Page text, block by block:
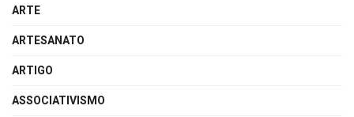
ARTE
ARTESANATO
ARTIGO
ASSOCIATIVISMO